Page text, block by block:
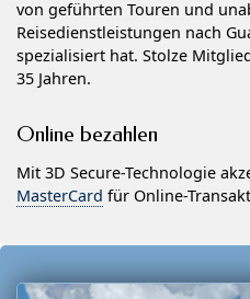
von geführten Touren und
Reisedienstleistungen nach
spezialisiert hat. Stolze
35 Jahren.
Online bezahlen
Mit 3D Secure-Technologie
MasterCard für Online-